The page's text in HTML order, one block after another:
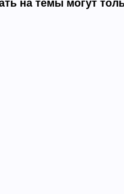
на темы могут